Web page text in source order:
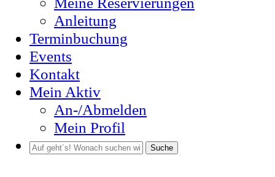
Anleitung
Terminbuchung
Events
Kontakt
Mein Aktiv
An-/Abmelden
Mein Profil
Suche